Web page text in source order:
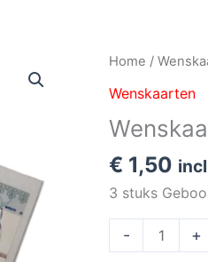
Home /
Wenskaarten
€ 1,50
3 stuks
-
Wenskaart
aantal
+